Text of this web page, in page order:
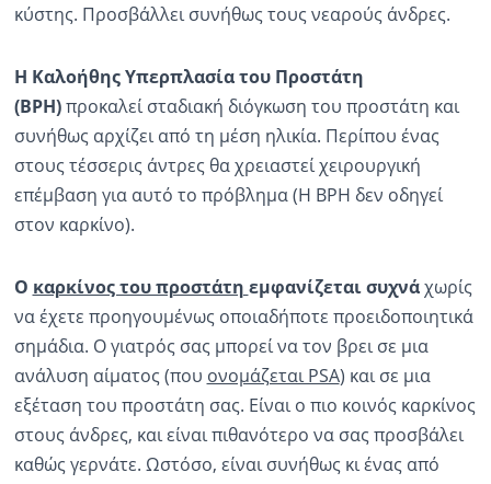
κύστης. Προσβάλλει συνήθως τους νεαρούς άνδρες.
Η Καλοήθης Υπερπλασία του Προστάτη
(BPH)προκαλεί σταδιακή διόγκωση του προστάτη και
συνήθως αρχίζει από τη μέση ηλικία. Περίπου ένας
στους τέσσερις άντρες θα χρειαστεί χειρουργική
επέμβαση για αυτό το πρόβλημα (Η BPH δεν οδηγεί
στον καρκίνο).
Ο καρκίνος του προστάτη εμφανίζεται συχνάχωρίς
να έχετε προηγουμένως οποιαδήποτε προειδοποιητικά
σημάδια. Ο γιατρός σας μπορεί να τον βρει σε μια
ανάλυση αίματος (που ονομάζεται PSA) και σε μια
εξέταση του προστάτη σας. Είναι ο πιο κοινός καρκίνος
στους άνδρες, και είναι πιθανότερο να σας προσβάλει
καθώς γερνάτε. Ωστόσο, είναι συνήθως κι ένας από